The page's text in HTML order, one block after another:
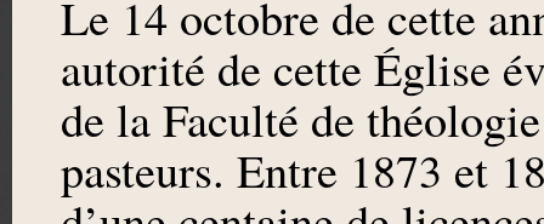
Le 14 octobre de cette
autorité de cette Église
de la Faculté de
pasteurs. Entre 1873 et